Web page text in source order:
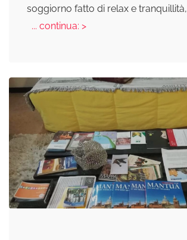
soggiorno fatto di relax e tranquillità,
... continua: >